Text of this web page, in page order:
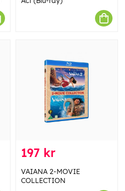
197 kr
VAIANA 2-MOVIE
COLLECTION